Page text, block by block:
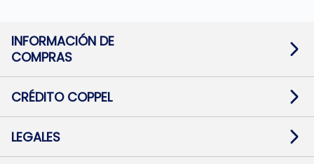
INFORMACIÓN DE
COMPRAS
Términos y condiciones
Botón de arrepentimiento
Mapa de sitio
CRÉDITO COPPEL
Solicitar Crédito
Medios de Pago
Pago Fácil Online
LEGALES